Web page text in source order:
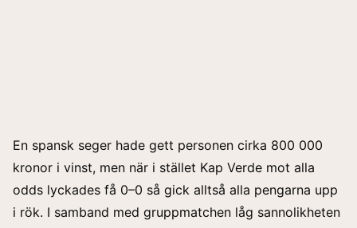
En spansk seger hade gett personen cirka 800 000
kronor i vinst, men när i stället Kap Verde mot alla
odds lyckades få 0–0 så gick alltså alla pengarna upp
i rök. I samband med gruppmatchen låg sannolikheten